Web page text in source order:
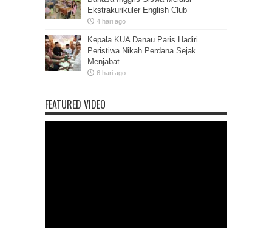
Ekstrakurikuler English Club
4 hari ago
Kepala KUA Danau Paris Hadiri
Peristiwa Nikah Perdana Sejak
Menjabat
6 hari ago
FEATURED VIDEO